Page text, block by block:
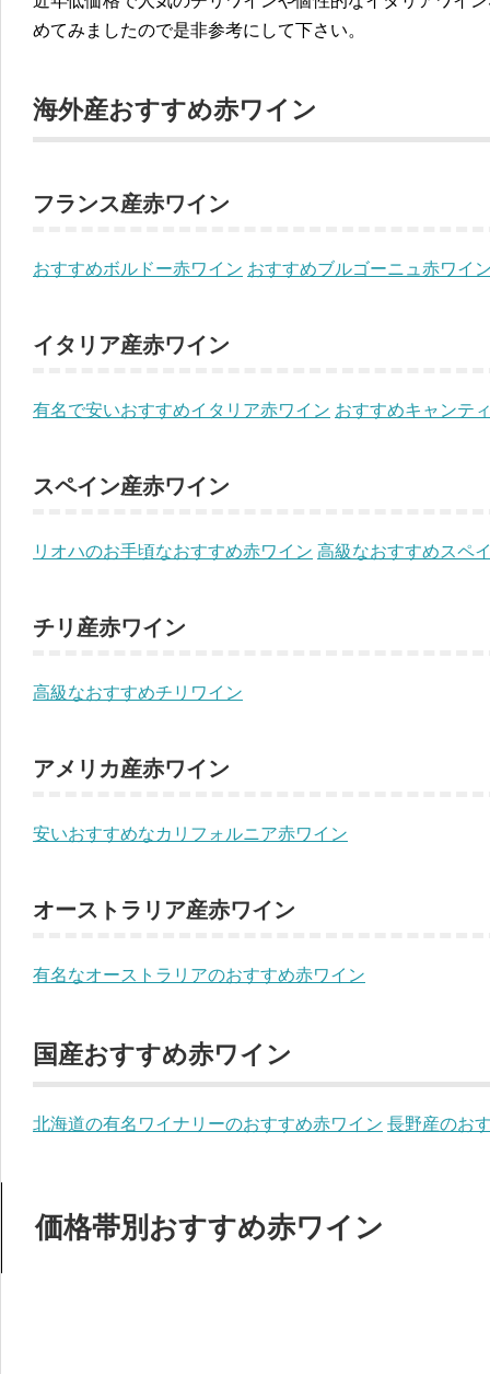
めてみましたので是非参考にして下さい。
海外産おすすめ赤ワイン
フランス産赤ワイン
おすすめボルドー赤ワイン おすすめブルゴーニュ赤ワイ
イタリア産赤ワイン
有名で安いおすすめイタリア赤ワイン おすすめキャンテ
スペイン産赤ワイン
リオハのお手頃なおすすめ赤ワイン 高級なおすすめスペ
チリ産赤ワイン
高級なおすすめチリワイン
アメリカ産赤ワイン
安いおすすめなカリフォルニア赤ワイン
オーストラリア産赤ワイン
有名なオーストラリアのおすすめ赤ワイン
国産おすすめ赤ワイン
北海道の有名ワイナリーのおすすめ赤ワイン 長野産のお
価格帯別おすすめ赤ワイン